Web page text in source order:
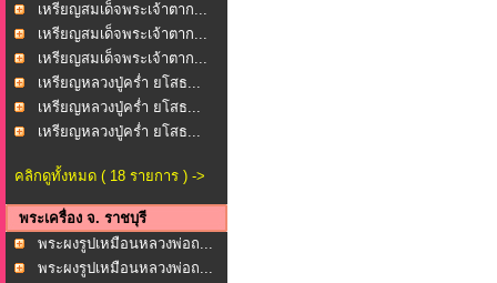
เหรียญสมเด็จพระเจ้าตาก...
เหรียญสมเด็จพระเจ้าตาก...
เหรียญสมเด็จพระเจ้าตาก...
เหรียญหลวงปู่คร่ำ ยโสธ...
เหรียญหลวงปู่คร่ำ ยโสธ...
เหรียญหลวงปู่คร่ำ ยโสธ...
คลิกดูทั้งหมด ( 18 รายการ ) ->
พระเครื่อง จ. ราชบุรี
พระผงรูปเหมือนหลวงพ่อถ...
พระผงรูปเหมือนหลวงพ่อถ...